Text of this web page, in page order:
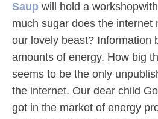
Saup will hold a
much sugar does the internet
our lovely beast? Information
amounts of energy. How big
seems to be the only
the internet. Our dear child
got in the market of energy